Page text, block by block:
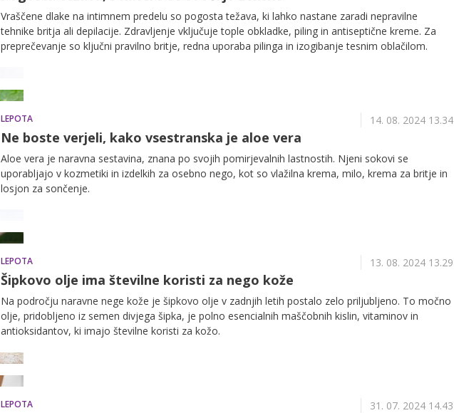
Vraščene dlake na intimnem predelu so pogosta težava, ki lahko nastane zaradi nepravilne
tehnike britja ali depilacije. Zdravljenje vključuje tople obkladke, piling in antiseptične kreme. Za
preprečevanje so ključni pravilno britje, redna uporaba pilinga in izogibanje tesnim oblačilom.
LEPOTA 14. 08. 2024 13.34
Ne boste verjeli, kako vsestranska je aloe vera
Aloe vera je naravna sestavina, znana po svojih pomirjevalnih lastnostih. Njeni sokovi se
uporabljajo v kozmetiki in izdelkih za osebno nego, kot so vlažilna krema, milo, krema za britje in
losjon za sončenje.
LEPOTA 13. 08. 2024 13.29
Šipkovo olje ima številne koristi za nego kože
Na področju naravne nege kože je šipkovo olje v zadnjih letih postalo zelo priljubljeno. To močno
olje, pridobljeno iz semen divjega šipka, je polno esencialnih maščobnih kislin, vitaminov in
antioksidantov, ki imajo številne koristi za kožo.
LEPOTA 31. 07. 2024 14.43